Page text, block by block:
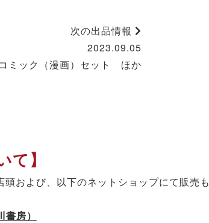
次の出品情報
2023.09.05
コミック（漫画）セット ほか
て】
頭および、以下のネットショップにて販売も
房）